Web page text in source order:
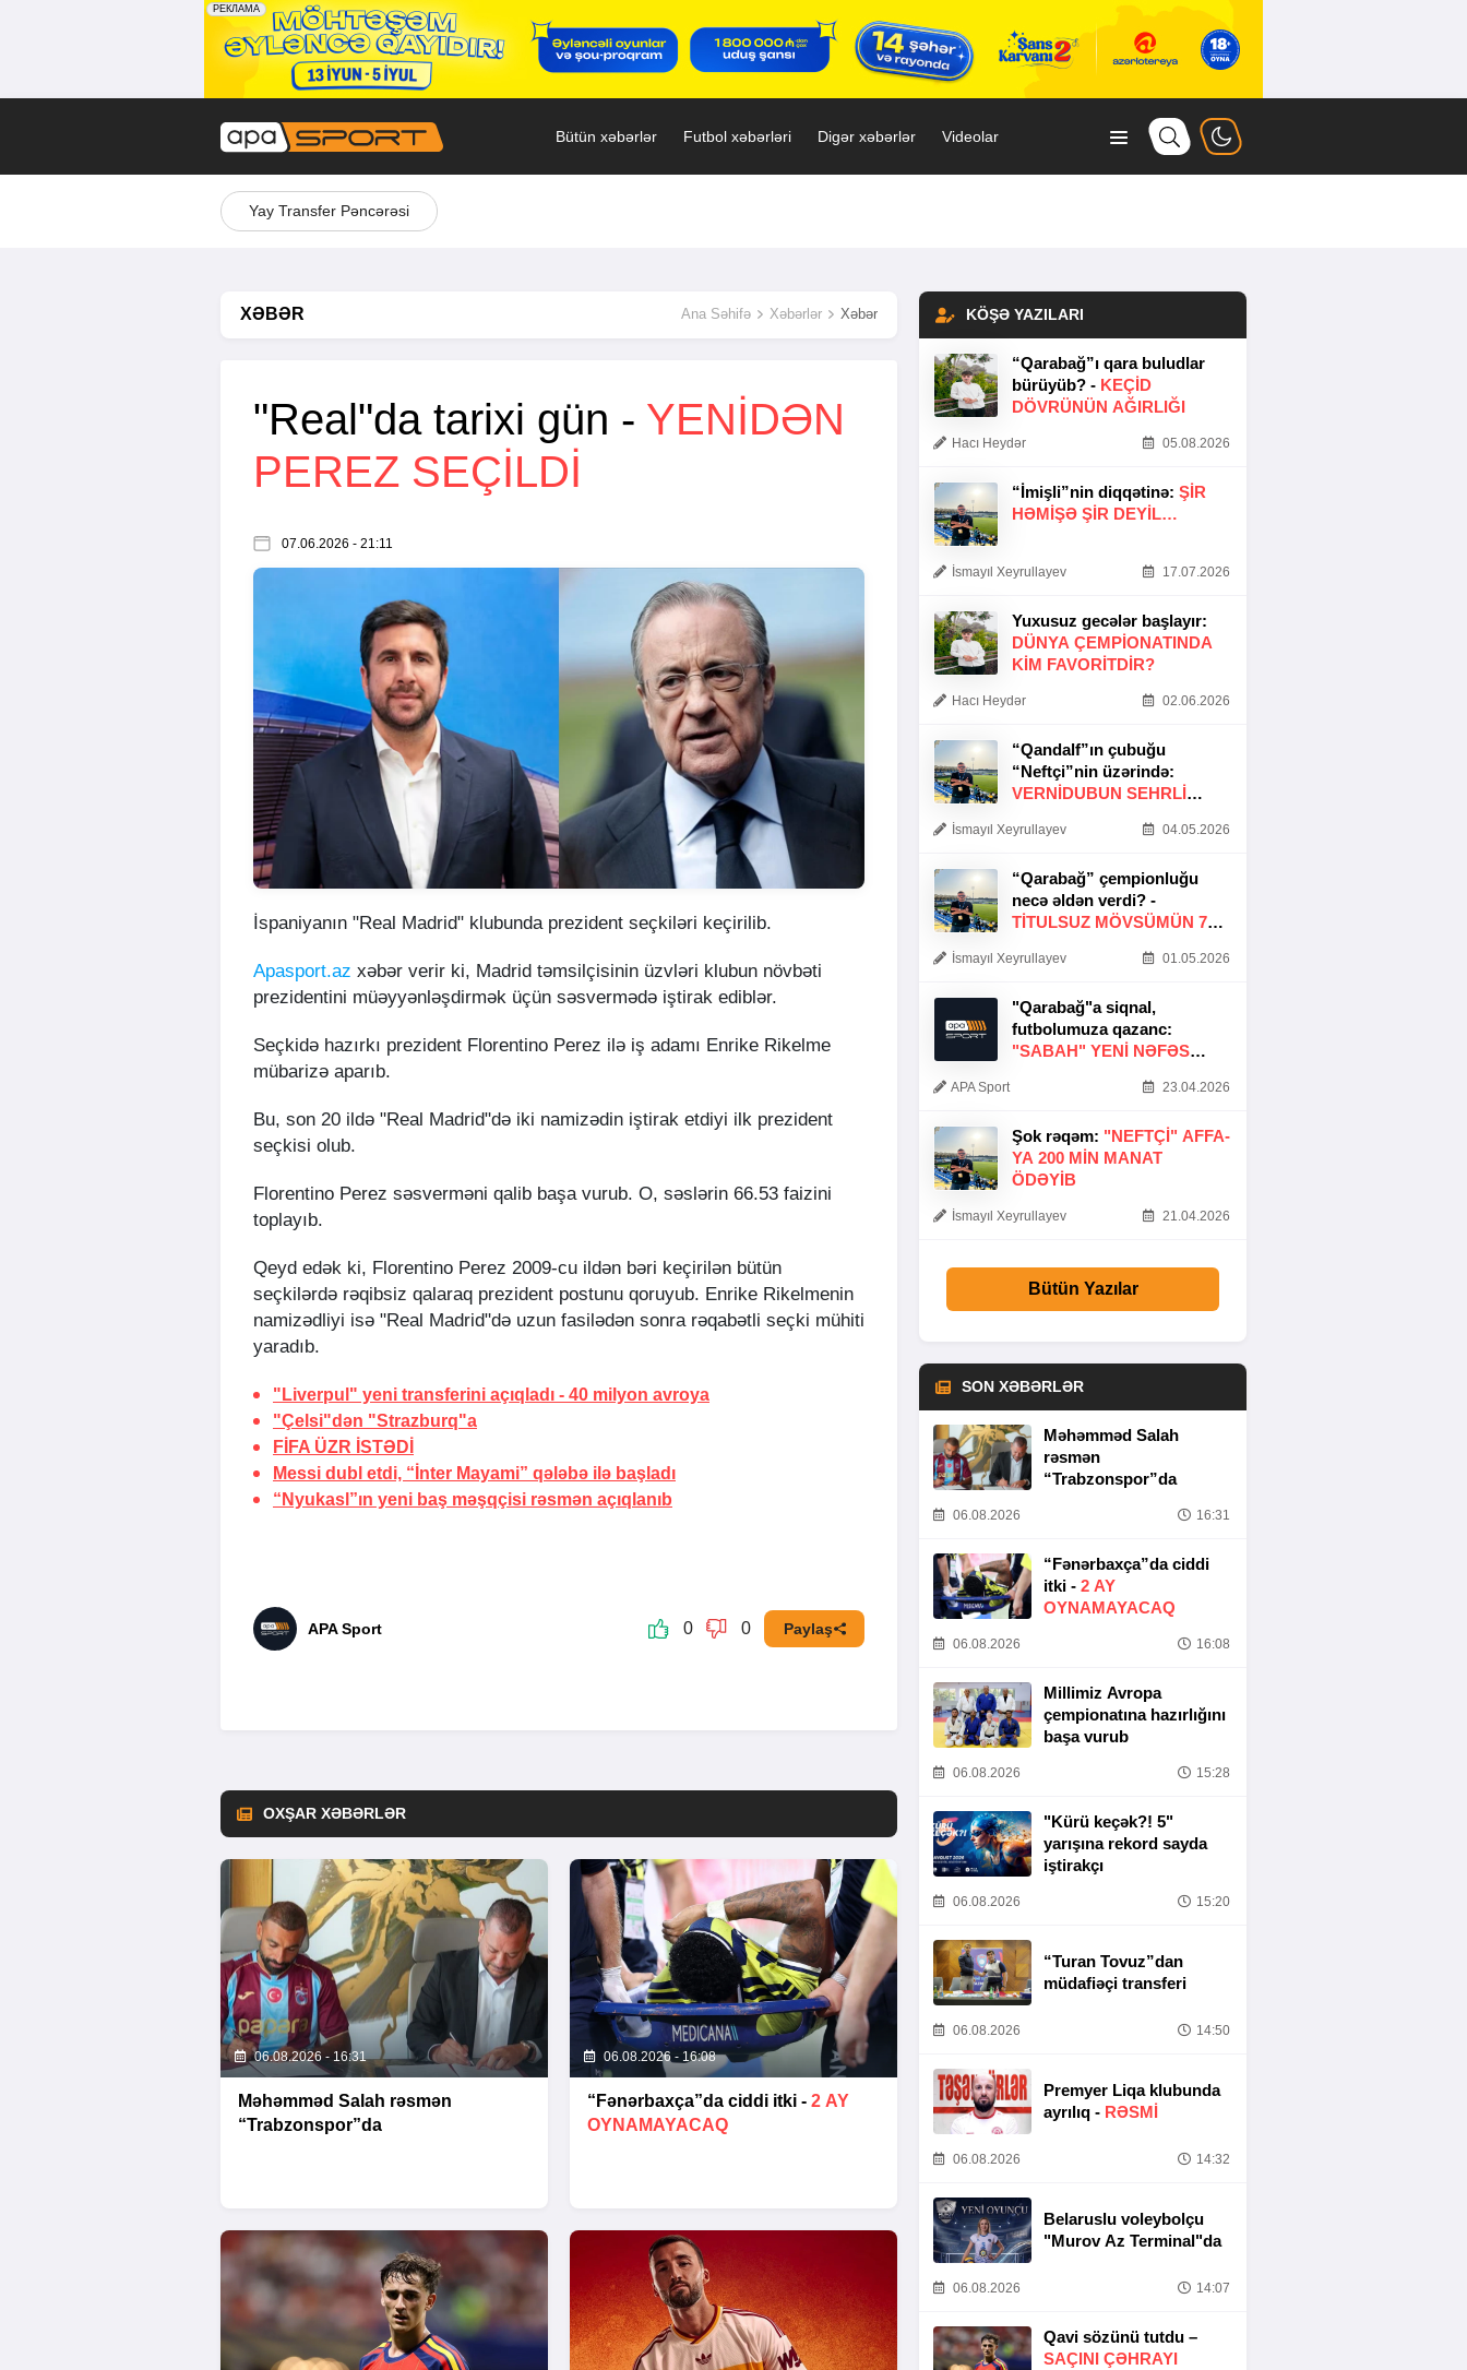
Bütün xəbərlər Futbol xəbərləri Digər xəbərlər Videolar
Yay Transfer Pəncərəsi
XƏBƏR Ana Səhifə Xəbərlər Xəbər
"Real"da tarixi gün - YENİDƏN
PEREZ SEÇİLDİ
07.06.2026 - 21:11
İspaniyanın "Real Madrid" klubunda prezident seçkiləri keçirilib.
Apasport.az xəbər verir ki, Madrid təmsilçisinin üzvləri klubun növbəti
prezidentini müəyyənləşdirmək üçün səsvermədə iştirak ediblər.
Seçkidə hazırkı prezident Florentino Perez ilə iş adamı Enrike Rikelme
mübarizə aparıb.
Bu, son 20 ildə "Real Madrid"də iki namizədin iştirak etdiyi ilk prezident
seçkisi olub.
Florentino Perez səsverməni qalib başa vurub. O, səslərin 66.53 faizini
toplayıb.
Qeyd edək ki, Florentino Perez 2009-cu ildən bəri keçirilən bütün
seçkilərdə rəqibsiz qalaraq prezident postunu qoruyub. Enrike Rikelmenin
namizədliyi isə "Real Madrid"də uzun fasilədən sonra rəqabətli seçki mühiti
yaradıb.
"Liverpul" yeni transferini açıqladı - 40 milyon avroya
"Çelsi"dən "Strazburq"a
FİFA ÜZR İSTƏDİ
Messi dubl etdi, “İnter Mayami” qələbə ilə başladı
“Nyukasl”ın yeni baş məşqçisi rəsmən açıqlanıb
APA Sport 0 0 Paylaş
OXŞAR XƏBƏRLƏR
06.08.2026 - 16:31
Məhəmməd Salah rəsmən
“Trabzonspor”da
06.08.2026 - 16:08
“Fənərbaxça”da ciddi itki - 2 AY
OYNAMAYACAQ
KÖŞƏ YAZILARI
“Qarabağ”ı qara buludlar
bürüyüb? - KEÇID
DÖVRÜNÜN AĞIRLIĞI
Hacı Heydər 05.08.2026
“İmişli”nin diqqətinə: ŞIR
HƏMIŞƏ ŞIR DEYIL…
İsmayıl Xeyrullayev 17.07.2026
Yuxusuz gecələr başlayır:
DÜNYA ÇEMPIONATINDA
KIM FAVORITDIR?
Hacı Heydər 02.06.2026
“Qandalf”ın çubuğu
“Neftçi”nin üzərində:
VERNİDUBUN SEHRLİ
İsmayıl Xeyrullayev 04.05.2026
“Qarabağ” çempionluğu
necə əldən verdi? -
TITULSUZ MÖVSÜMÜN 7
İsmayıl Xeyrullayev 01.05.2026
"Qarabağ"a siqnal,
futbolumuza qazanc:
"SABAH" YENI NƏFƏS
APA Sport 23.04.2026
Şok rəqəm: "NEFTÇI" AFFA-
YA 200 MIN MANAT
ÖDƏYIB
İsmayıl Xeyrullayev 21.04.2026
Bütün Yazılar
SON XƏBƏRLƏR
Məhəmməd Salah
rəsmən
“Trabzonspor”da
06.08.2026 16:31
“Fənərbaxça”da ciddi
itki - 2 AY
OYNAMAYACAQ
06.08.2026 16:08
Millimiz Avropa
çempionatına hazırlığını
başa vurub
06.08.2026 15:28
"Kürü keçək?! 5"
yarışına rekord sayda
iştirakçı
06.08.2026 15:20
“Turan Tovuz”dan
müdafiəçi transferi
06.08.2026 14:50
Premyer Liqa klubunda
ayrılıq - RƏSMİ
06.08.2026 14:32
Belaruslu voleybolçu
"Murov Az Terminal"da
06.08.2026 14:07
Qavi sözünü tutdu –
SAÇINI ÇƏHRAYI